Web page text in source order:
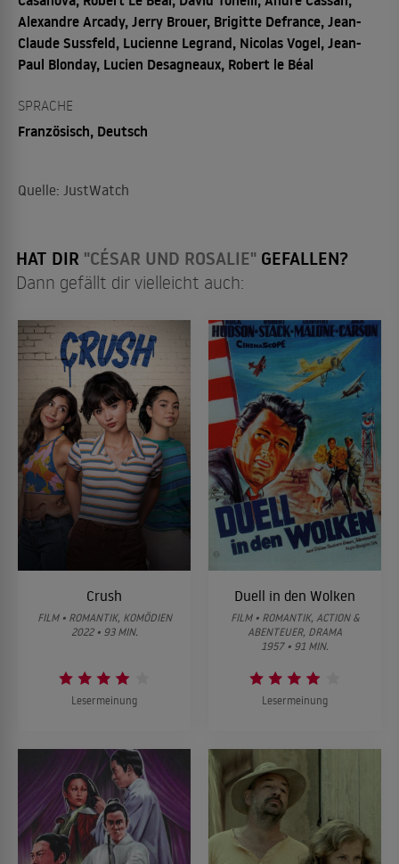
Alexandre Arcady, Jerry Brouer, Brigitte Defrance, Jean-
Claude Sussfeld, Lucienne Legrand, Nicolas Vogel, Jean-
Paul Blonday, Lucien Desagneaux, Robert le Béal
SPRACHE
Französisch, Deutsch
Quelle: JustWatch
HAT DIR "CÉSAR UND ROSALIE" GEFALLEN?
Dann gefällt dir vielleicht auch:
Crush
FILM • ROMANTIK, KOMÖDIEN
2022 • 93 MIN.
Lesermeinung
Duell in den Wolken
FILM • ROMANTIK, ACTION &
ABENTEUER, DRAMA
1957 • 91 MIN.
Lesermeinung